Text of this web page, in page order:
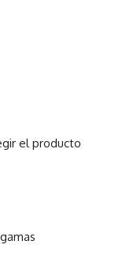
el producto